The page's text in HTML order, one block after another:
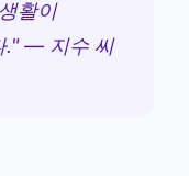
활이
." — 지수 씨